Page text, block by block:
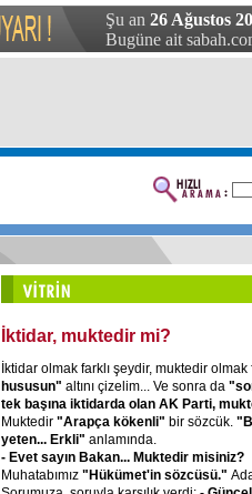
Şu an 26 Ağustos
Bugüne ait
İktidar, muktedir mi?
İktidar olmak farklı şeydir, muktedir olmak
hususun" altını çizelim... Ve sonra da
tek başına iktidarda olan AK Parti,
Muktedir "Arapça kökenli" bir sözcük.
yeten... Erkli" anlamında.
- Evet sayın Bakan... Muktedir misiniz?
Muhatabımız "Hükümet'in sözcüsü."